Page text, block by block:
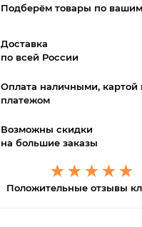
Подберём товары по
Доставка
по всей России
Оплата наличными,
платежом
Возможны скидки
на большие заказы
Положительные отзывы